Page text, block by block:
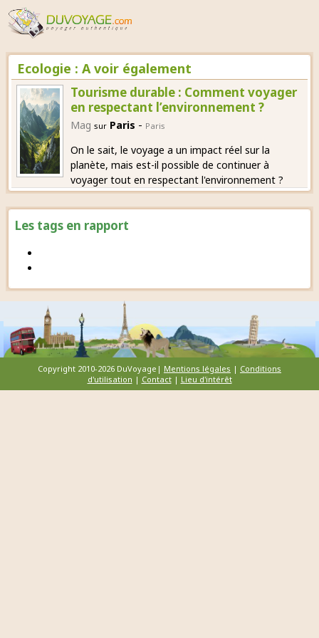
Les tags en rapport
Ecologie : A voir également
Tourisme durable : Comment voyager
en respectant l’environnement ?
Mag sur Paris - Paris
On le sait, le voyage a un impact réel sur la
planète, mais est-il possible de continuer à
voyager tout en respectant l'environnement ?
Copyright 2010-2026 DuVoyage| Mentions légales | Conditions
d'utilisation | Contact| Lieu d'intérêt